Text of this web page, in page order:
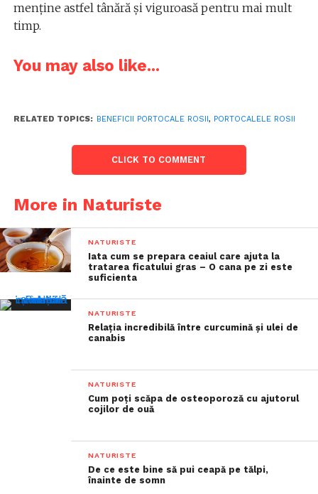
menține astfel tânără și viguroasă pentru mai mult
timp.
You may also like...
RELATED TOPICS: BENEFICII PORTOCALE ROSII, PORTOCALELE ROSII
CLICK TO COMMENT
More in Naturiste
NATURISTE
Iata cum se prepara ceaiul care ajuta la
tratarea ficatului gras – O cana pe zi este
suficienta
NATURISTE
Relația incredibilă între curcumină și ulei de
canabis
NATURISTE
Cum poți scăpa de osteoporoză cu ajutorul
cojilor de ouă
NATURISTE
De ce este bine să pui ceapă pe tălpi,
înainte de somn